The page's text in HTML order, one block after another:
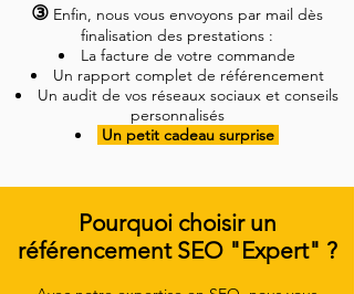
③ Enfin, nous vous envoyons par mail dès
finalisation des prestations :
La facture de votre commande
Un rapport complet de référencement
Un audit de vos réseaux sociaux et conseils
personnalisés
Un petit cadeau surprise
Pourquoi choisir un
référencement SEO "Expert" ?